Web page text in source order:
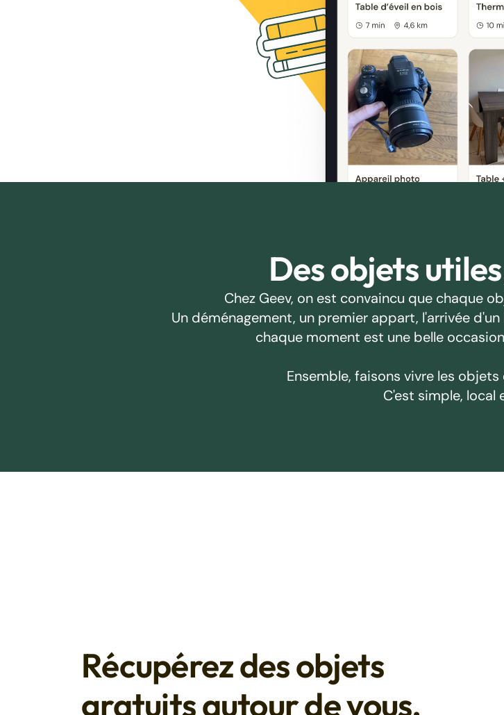
Des objets
Chez Geev, on est convaincu que chaque
Un déménagement, un premier appart, l'arrivée
chaque moment est une belle
Ensemble, faisons vivre les
C'est simple, local
Récupérez des objets
gratuits autour de vous.